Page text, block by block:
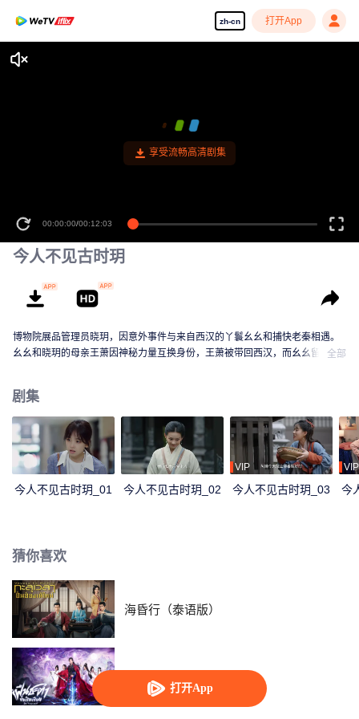
zh-cn 打开App
打开App
享受流畅高清剧集
00:00:00/00:12:03
今人不见古时玥
博物院展品管理员晓玥，因意外事件与来自西汉的丫鬟幺幺和捕快老秦相遇。
幺幺和晓玥的母亲王萧因神秘力量互换身份，王萧被带回西汉，而幺幺留在现
全部
剧集
今人不见古时玥_01 今人不见古时玥_02
VIP
今人不见古时玥_03
VIP
今
猜你喜欢
海昏行（泰语版）